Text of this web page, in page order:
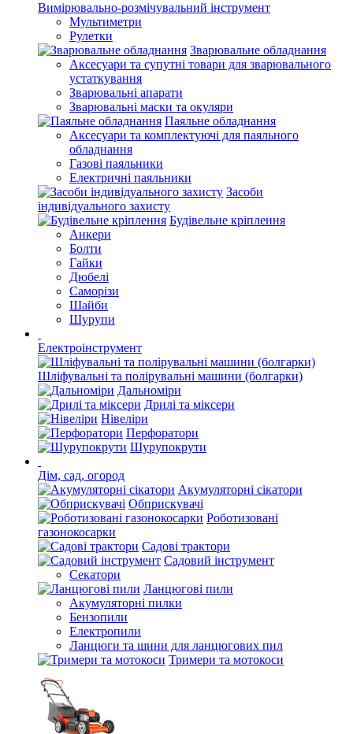
Вимірювально-розмічувальний інструмент
Мультиметри
Рулетки
Зварювальне обладнання
Аксесуари та супутні товари для зварювального
устаткування
Зварювальні апарати
Зварювальні маски та окуляри
Паяльне обладнання
Аксесуари та комплектуючі для паяльного
обладнання
Газові паяльники
Електричні паяльники
Засоби
індивідуального захисту
Будівельне кріплення
Анкери
Болти
Гайки
Дюбелі
Саморізи
Шайби
Шурупи
Електроінструмент
Шліфувальні та полірувальні машини (болгарки)
Дальноміри
Дрилі та міксери
Нівеліри
Перфоратори
Шурупокрути
Дім, сад, огород
Акумуляторні сікатори
Обприскувачі
Роботизовані
газонокосарки
Садові трактори
Садовий інструмент
Секатори
Ланцюгові пили
Акумуляторні пилки
Бензопили
Електропили
Ланцюги та шини для ланцюгових пил
Тримери та мотокоси